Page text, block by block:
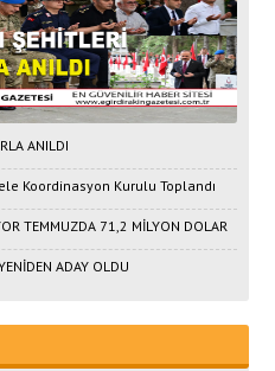
ANILDI
Koordinasyon Kurulu Toplandı
TEMMUZDA 71,2 MİLYON DOLAR
ADAY OLDU